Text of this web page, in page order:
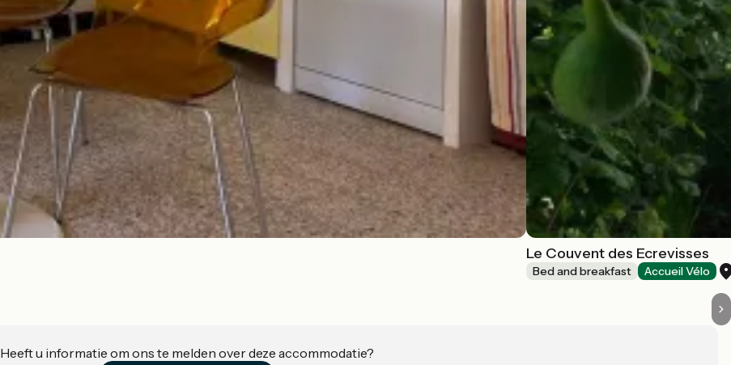
Le Couvent des Ecrevisses
Bed and breakfast Accueil Vélo
Heeft u informatie om ons te melden over deze accommodatie?